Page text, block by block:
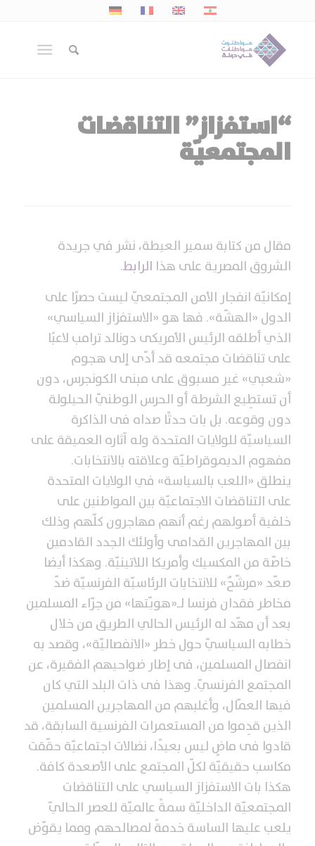
“استفزاز” التناقضات
المجتمعيّة
مقال من كتابة سمير العيطة، نشر في جريدة
الشروق المصرية على هذا الرابط.
إمكانيّة انفجار الأمن المجتمعيّ ليست حصرًا على
الدول «الهشّة». فها هو «الاستفزاز السياسي»
الذي أطلقه الرئيس الأمريكى دونالد ترامب لاعبًا
على تناقضات مجتمعه قد أدّى إلى هجوم
«شعبي» غير مسبوق على مبنى الكونجرس، دون
أن تستطِيع الشرطة أو الحرس الوطنيّ الحيلولة
دون وقوعه. بل بات حدثًا صداه فى الذاكرة
السياسيّة للولايات المتحدة وله آثاره العميقة على
مفهوم الديموقراطيّة وعلاقته بالانتخابات.
ينطلق «اللعب بالسياسة» في الولايات المتحدة
على التناقضات الاجتماعيّة بين المواطنين على
خلفية أصولهم رغم أنهم مهاجرون كلّهم وذلك
بين المهاجرين القدامى وأولئك الجدد القادمين
خاصّة من المكسيك وأمريكا اللاتينيّة. وهكذا أيضا
صعّد «مرشّحٌ» للانتخابات الرئاسيّة الفرنسيّة ضدّ
مخاطر فقدان فرنسا لـ«هويّتها» من جرّاء المسلمين
بعد أن مهّد له الرئيس الحالي الطريق من خلال
خطابه السياسيّ حول خطر «الانفصاليّة»، وقصد به
انفصال المسلمين، فى إطار ضواحيهم الفقيرة، عن
المجتمع الفرنسيّ. وهذا فى ذات البلد التي كان
فيها العمّال، وأغلبهم من المهاجرين المسلمين
الذين قدِموا من المستعمرات الفرنسية السابقة، قد
قادوا فى ماضٍ ليس بعيدًا، نضالات اجتماعيّة حقّقت
مكاسب حقيقيّة لكلّ المجتمع على الأصعدة كافة.
هكذا بات الاستفزاز السياسي على التناقضات
المجتمعيّة الداخليّة سمةً عالميّة للعصر الحاليّ
يلعب عليها الساسة خدمةً لمصالحهم ومما يقوّض